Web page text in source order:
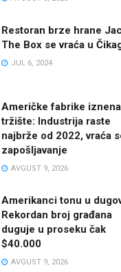
Restoran brze hrane
The Box se vraća u
JUL 6, 2024
Američke fabrike
tržište: Industrija raste
najbrže od 2022, vraća
zapošljavanje
AVGUST 9, 2026
Amerikanci tonu u
Rekordan broj građana
duguje u proseku čak
$40.000
AVGUST 9, 2026